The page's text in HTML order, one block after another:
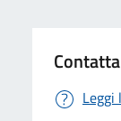
Leggi